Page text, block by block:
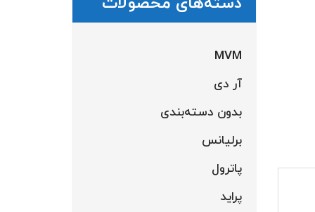
MVM
آر دی
بدون دسته‌بندی
برلیانس
پاترول
پراید